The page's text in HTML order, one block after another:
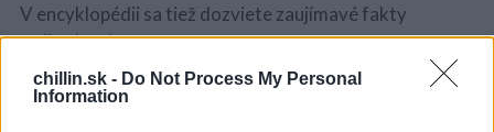
chillin.sk - Do Not Process My Personal
Information
V encyklopédii sa tiež dozviete zaujímavé fakty
a pikošky ako:
Výťahy sú 50-krát bezpečnejšie ako schody
S
e
r
c